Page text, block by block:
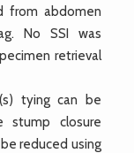
from abdomen
No SSI was
retrieval
tying can be
stump closure
reduced using